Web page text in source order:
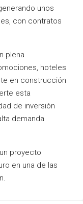
unos
con contratos
plena
hoteles
en construcción
esta
de inversión
demanda
proyecto
en una de las